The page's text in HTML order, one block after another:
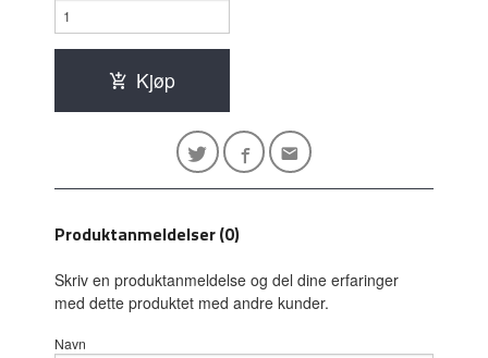
Kjøp
Produktanmeldelser (0)
Skriv en produktanmeldelse og del dine erfaringer
med dette produktet med andre kunder.
Navn